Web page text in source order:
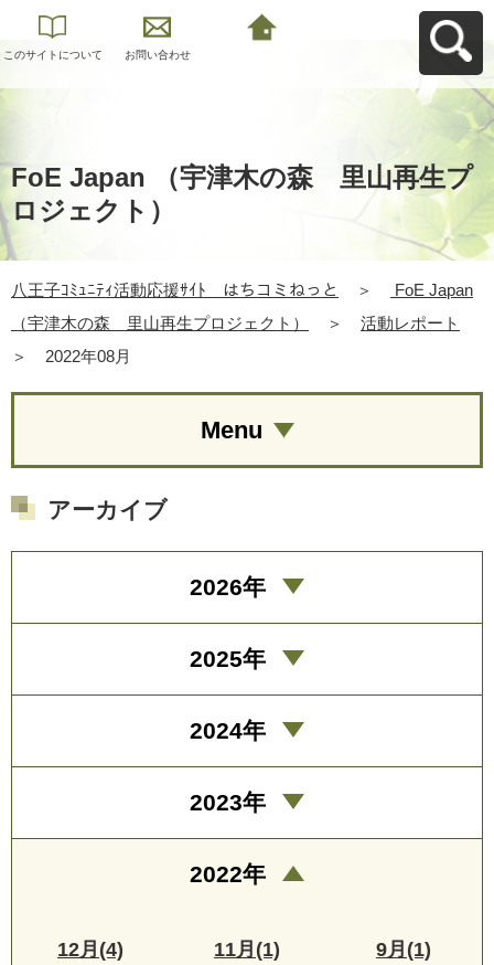
このサイトについて お問い合わせ
FoE Japan （宇津木の森 里山再生プ
ロジェクト）
八王子ｺﾐｭﾆﾃｨ活動応援ｻｲﾄ はちコミねっと ＞
FoE Japan
（宇津木の森 里山再生プロジェクト）
＞
活動レポート
＞
2022年08月
Menu
アーカイブ
2026年
2025年
2024年
2023年
2022年
12月(4) 11月(1) 9月(1)